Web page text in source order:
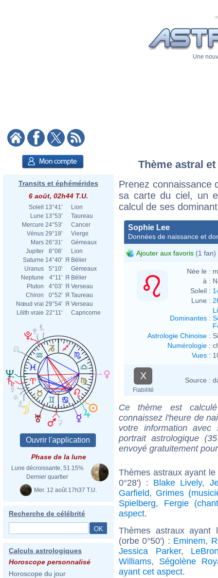
Une
Transits et éphémérides
6 août, 02h44 T.U.
Soleil 13°41'
Lion
Lune 13°53'
Taureau
Mercure 24°53'
Cancer
Vénus 29°18'
Vierge
Mars 26°31'
Gémeaux
Jupiter
8°06'
Lion
Saturne 14°40' Я Bélier
Uranus
5°10'
Gémeaux
Neptune
4°11' Я Bélier
Pluton
4°03' Я Verseau
Chiron
0°52' Я Taureau
Nœud vrai 29°54' Я Verseau
Lilith vraie 22°11' Capricorne
Phase de la lune
Lune décroissante, 51.15%
Dernier quartier
Mer. 12 août 17h37 T.U.
Recherche de célébrité
Calculs astrologiques
Horoscope personnalisé
Horoscope du jour
Thème astral
Prenez connaissance
sa carte du ciel, un
calcul de ses
Sophie Lee
Données de naissance et
Ajouter aux favoris (1 fan)
Née le :
à :
Soleil :
Lune :
Dominantes :
Astrologie Chinoise :
Numérologie :
Vues :
X
Fiabilité
Source :
Ce thème est
connaissez l'heure de
votre information
portrait astrologique
envoyé gratuitement
Thèmes astraux ayant
0°28') : Blake Lively,
Garfield, Grimes
Spielberg, Fergie
aspect.
Thèmes astraux ayant
(orbe 0°50') : Eminem,
Jessica Parker,
Williams, Ségolène
ayant cet aspect.